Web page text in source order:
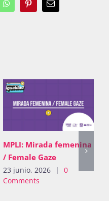
WhatsAppPinterestEmail
MPLI: Mirada femenina
/ Female Gaze
23 junio, 2026 |
0
Comments